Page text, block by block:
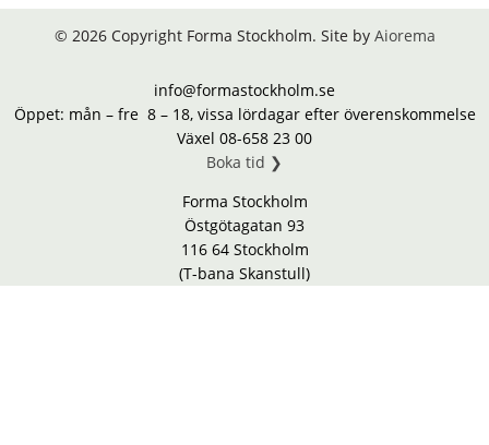
© 2026 Copyright Forma Stockholm. Site by Aiorema
info@formastockholm.se
Öppet: mån – fre 8 – 18, vissa lördagar efter överenskommelse
Växel 08-658 23 00
Boka tid ❯
Forma Stockholm
Östgötagatan 93
116 64 Stockholm
(T-bana Skanstull)